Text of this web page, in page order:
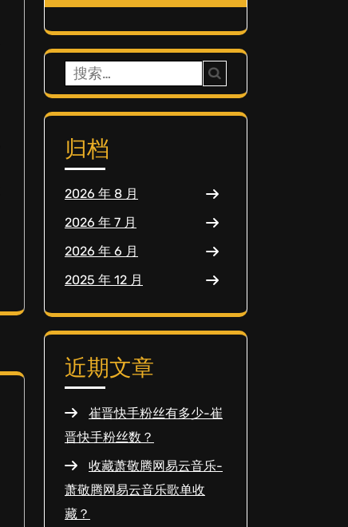
搜
索：
归档
2026 年 8 月
2026 年 7 月
2026 年 6 月
2025 年 12 月
近期文章
崔晋快手粉丝有多少-崔
晋快手粉丝数？
收藏萧敬腾网易云音乐-
萧敬腾网易云音乐歌单收
藏？